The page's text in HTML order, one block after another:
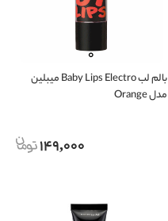
بالم لب Baby Lips Electro میبلین
مدل Orange
149,000